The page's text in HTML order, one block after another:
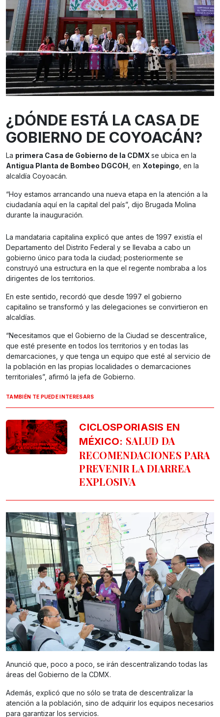
¿DÓNDE ESTÁ LA CASA DE
GOBIERNO DE COYOACÁN?
La primera Casa de Gobierno de la CDMX se ubica en la
Antigua Planta de Bombeo DGCOH , en Xotepingo , en la
alcaldía Coyoacán.
“Hoy estamos arrancando una nueva etapa en la atención a la
ciudadanía aquí en la capital del país”, dijo Brugada Molina
durante la inauguración.
La mandataria capitalina explicó que antes de 1997 existía el
Departamento del Distrito Federal y se llevaba a cabo un
gobierno único para toda la ciudad; posteriormente se
construyó una estructura en la que el regente nombraba a los
dirigentes de los territorios.
En este sentido, recordó que desde 1997 el gobierno
capitalino se transformó y las delegaciones se convirtieron en
alcaldías.
“Necesitamos que el Gobierno de la Ciudad se descentralice,
que esté presente en todos los territorios y en todas las
demarcaciones, y que tenga un equipo que esté al servicio de
la población en las propias localidades o demarcaciones
territoriales”, afirmó la jefa de Gobierno.
TAMBIÉN TE PUEDE INTERESARS
CICLOSPORIASIS EN
MÉXICO: SALUD DA
RECOMENDACIONES PARA
PREVENIR LA DIARREA
EXPLOSIVA
Anunció que, poco a poco, se irán descentralizando todas las
áreas del Gobierno de la CDMX.
Además, explicó que no sólo se trata de descentralizar la
atención a la población, sino de adquirir los equipos necesarios
para garantizar los servicios.